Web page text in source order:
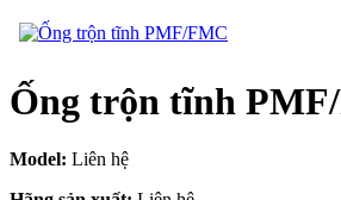
Ống trộn tĩnh
Model: Liên hệ